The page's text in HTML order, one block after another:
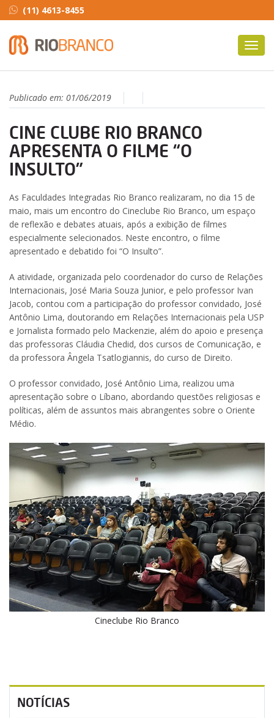
(11) 4613-8455
Publicado em: 01/06/2019
CINE CLUBE RIO BRANCO
APRESENTA O FILME “O
INSULTO”
As Faculdades Integradas Rio Branco realizaram, no dia 15 de
maio, mais um encontro do Cineclube Rio Branco, um espaço
de reflexão e debates atuais, após a exibição de filmes
especialmente selecionados. Neste encontro, o filme
apresentado e debatido foi “O Insulto”.
A atividade, organizada pelo coordenador do curso de Relações
Internacionais, José Maria Souza Junior, e pelo professor Ivan
Jacob, contou com a participação do professor convidado, José
Antônio Lima, doutorando em Relações Internacionais pela USP
e Jornalista formado pelo Mackenzie, além do apoio e presença
das professoras Cláudia Chedid, dos cursos de Comunicação, e
da professora Ângela Tsatlogiannis, do curso de Direito.
O professor convidado, José Antônio Lima, realizou uma
apresentação sobre o Líbano, abordando questões religiosas e
políticas, além de assuntos mais abrangentes sobre o Oriente
Médio.
Cineclube Rio Branco
NOTÍCIAS